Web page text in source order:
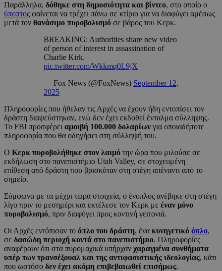
Παράλληλα, δόθηκε στη δημοσιότητα και βίντεο, στο οποίο ο
ύποπτος φαίνεται να τρέχει πάνω σε κτίριο για να διαφύγει αμέσως
μετά τον θανάσιμο πυροβολισμό σε βάρος του Κερκ.
BREAKING: Authorities share new video
of person of interest in assassination of
Charlie Kirk.
pic.twitter.com/Wkkmq0L9jX
— Fox News (@FoxNews) September 12,
2025
Πληροφορίες που ήθελαν τις Αρχές να έχουν ήδη εντοπίσει τον
δράστη διαψεύστηκαν, ενώ δεν έχει εκδοθεί ένταλμα σύλληψης.
Το FBI προσφέρει αμοιβή 100.000 δολαρίων για οποιαδήποτε
πληροφορία που θα οδηγήσει στη σύλληψή του.
Ο Κερκ πυροβολήθηκε στον λαιμό την ώρα που μιλούσε σε
εκδήλωση στο πανεπιστήμιο Utah Valley, σε στοχευμένη
επίθεση από δράστη που βρισκόταν στη στέγη απέναντι από το
σημείο.
Σύμφωνα με τα μέχρι τώρα στοιχεία, ο ένοπλος ανέβηκε στη στέγη
λίγο πριν το μεσημέρι και εκτέλεσε τον Κερκ με έναν μόνο
πυροβολισμό, πριν διαφύγει προς κοντινή γειτονιά.
Οι Αρχές εντόπισαν το όπλο του δράστη, ένα κυνηγετικό όπλο,
σε δασώδη περιοχή κοντά στο πανεπιστήμιο. Πληροφορίες
αναφέρουν ότι στα πυρομαχικά υπήρχαν χαραγμένα συνθήματα
υπέρ των τρανσέξουαλ και της αντιφασιστικής ιδεολογίας, κάτι
που ωστόσο δεν έχει ακόμη επιβεβαιωθεί επισήμως.